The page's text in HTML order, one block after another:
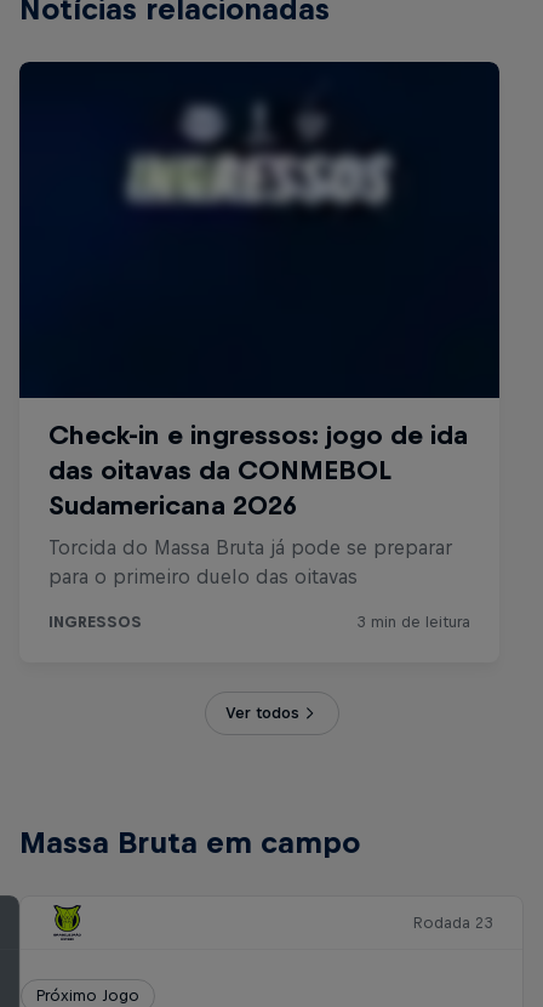
Notícias relacionadas
Ver todos
Massa Bruta em campo
Rodada 23
Próximo Jogo